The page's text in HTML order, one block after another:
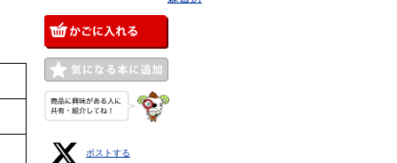
ポストする